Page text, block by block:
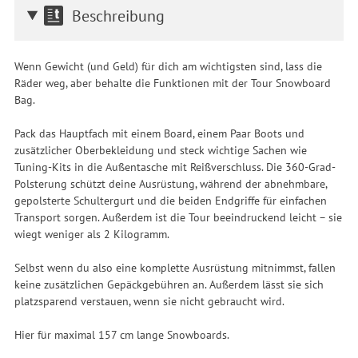
Beschreibung
Wenn Gewicht (und Geld) für dich am wichtigsten sind, lass die
Räder weg, aber behalte die Funktionen mit der Tour Snowboard
Bag.
Pack das Hauptfach mit einem Board, einem Paar Boots und
zusätzlicher Oberbekleidung und steck wichtige Sachen wie
Tuning-Kits in die Außentasche mit Reißverschluss. Die 360-Grad-
Polsterung schützt deine Ausrüstung, während der abnehmbare,
gepolsterte Schultergurt und die beiden Endgriffe für einfachen
Transport sorgen. Außerdem ist die Tour beeindruckend leicht – sie
wiegt weniger als 2 Kilogramm.
Selbst wenn du also eine komplette Ausrüstung mitnimmst, fallen
keine zusätzlichen Gepäckgebühren an. Außerdem lässt sie sich
platzsparend verstauen, wenn sie nicht gebraucht wird.
Hier für maximal 157 cm lange Snowboards.